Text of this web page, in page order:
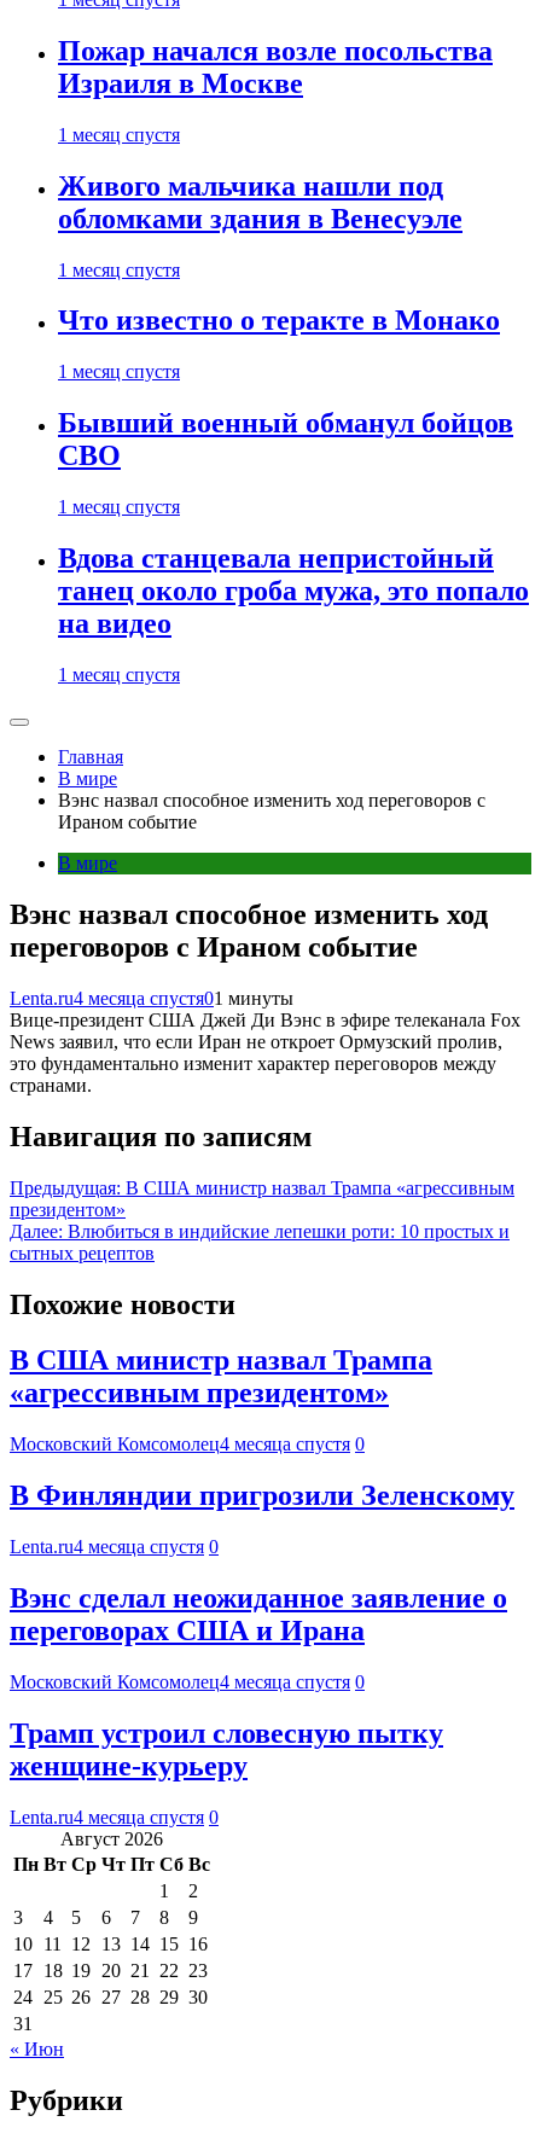
Пожар начался возле посольства
Израиля в Москве
1 месяц спустя
Живого мальчика нашли под
обломками здания в Венесуэле
1 месяц спустя
Что известно о теракте в Монако
1 месяц спустя
Бывший военный обманул бойцов
СВО
1 месяц спустя
Вдова станцевала непристойный
танец около гроба мужа, это попало
на видео
1 месяц спустя
Главная
В мире
Вэнс назвал способное изменить ход переговоров с
Ираном событие
В мире
Вэнс назвал способное изменить ход
переговоров с Ираном событие
Lenta.ru4 месяца спустя01 минуты
Вице-президент США Джей Ди Вэнс в эфире телеканала Fox
News заявил, что если Иран не откроет Ормузский пролив,
это фундаментально изменит характер переговоров между
странами.
Навигация по записям
Предыдущая: В США министр назвал Трампа «агрессивным
президентом»
Далее: Влюбиться в индийские лепешки роти: 10 простых и
сытных рецептов
Похожие новости
В США министр назвал Трампа
«агрессивным президентом»
Московский Комсомолец4 месяца спустя 0
В Финляндии пригрозили Зеленскому
Lenta.ru4 месяца спустя 0
Вэнс сделал неожиданное заявление о
переговорах США и Ирана
Московский Комсомолец4 месяца спустя 0
Трамп устроил словесную пытку
женщине-курьеру
Lenta.ru4 месяца спустя 0
Август 2026
Пн Вт Ср Чт Пт Сб Вс
1
2
3
4 5 6 7 8
9
10 11 12 13 14 15 16
17 18 19 20 21 22 23
24 25 26 27 28 29 30
31
« Июн
Рубрики